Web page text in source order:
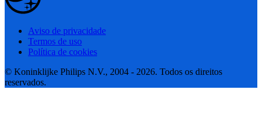
Aviso de privacidade
Termos de uso
Política de cookies
© Koninklijke Philips N.V., 2004 - 2026. Todos os direitos
reservados.